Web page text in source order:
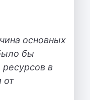
основных
бы
в
от